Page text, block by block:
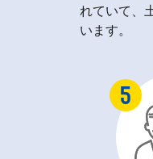
れていて、
います。